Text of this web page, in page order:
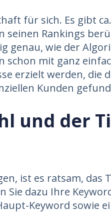
für sich. Es gibt
seinen Rankings
genau, wie der
schon mit ganz
erzielt werden, die
Kunden
und der
ist es ratsam, das
Sie dazu Ihre
Keyword sowie